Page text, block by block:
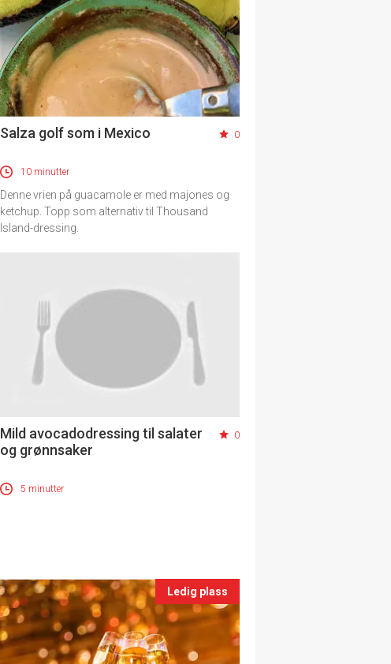
Salza golf som i Mexico 0
10 minutter
Denne vrien på guacamole er med majones og
ketchup. Topp som alternativ til Thousand
Island-dressing.
Mild avocadodressing til salater
og grønnsaker
0
5 minutter
Ledig plass